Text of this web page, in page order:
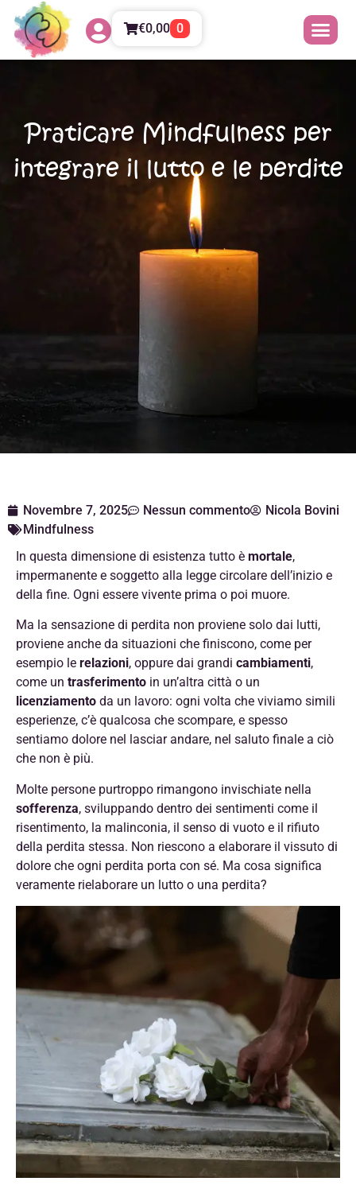
€0,00 0
Praticare Mindfulness per
integrare il lutto e le perdite
Novembre 7, 2025 Nessun commento
Nicola Bovini
Mindfulness
In questa dimensione di esistenza tutto è mortale,
impermanente e soggetto alla legge circolare dell’inizio e
della fine. Ogni essere vivente prima o poi muore.
Ma la sensazione di perdita non proviene solo dai lutti,
proviene anche da situazioni che finiscono, come per
esempio le relazioni, oppure dai grandi cambiamenti,
come un trasferimento in un’altra città o un
licenziamento da un lavoro: ogni volta che viviamo simili
esperienze, c’è qualcosa che scompare, e spesso
sentiamo dolore nel lasciar andare, nel saluto finale a ciò
che non è più.
Molte persone purtroppo rimangono invischiate nella
sofferenza, sviluppando dentro dei sentimenti come il
risentimento, la malinconia, il senso di vuoto e il rifiuto
della perdita stessa. Non riescono a elaborare il vissuto di
dolore che ogni perdita porta con sé. Ma cosa significa
veramente rielaborare un lutto o una perdita?